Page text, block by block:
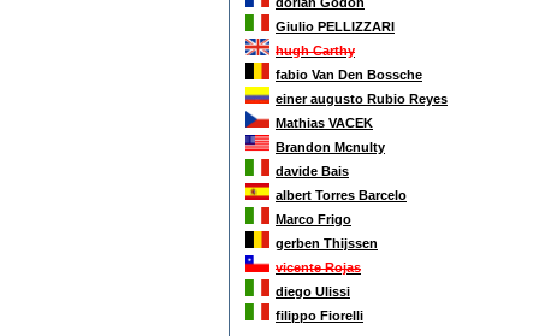
Giulio PELLIZZARI
hugh Carthy
fabio Van Den Bossche
einer augusto Rubio Reyes
Mathias VACEK
Brandon Mcnulty
davide Bais
albert Torres Barcelo
Marco Frigo
gerben Thijssen
vicente Rojas
diego Ulissi
filippo Fiorelli